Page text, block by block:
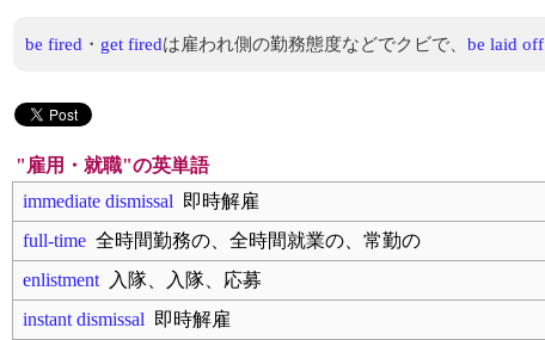
be fired ・ get firedは雇われ側の勤務態度などでクビで、 be laid off
"雇用・就職"の英単語
immediate dismissal 即時解雇
full-time 全時間勤務の、全時間就業の、常勤の
enlistment 入隊、入隊、応募
instant dismissal 即時解雇